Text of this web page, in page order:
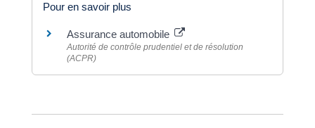
Pour en savoir plus
Assurance automobile
Autorité de contrôle prudentiel et de résolution
(ACPR)